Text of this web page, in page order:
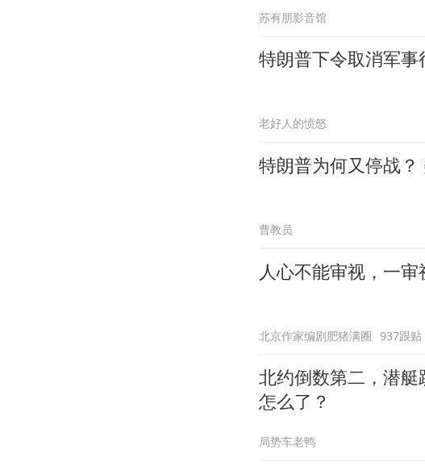
苏有朋影音馆
特朗普下令取消军
老好人的愤怒
特朗普为何又停战？
曹教员
人心不能审视，一审
北京作家编剧肥猪满圈 937跟贴
北约倒数第二，潜
怎么了？
局势车老鸭